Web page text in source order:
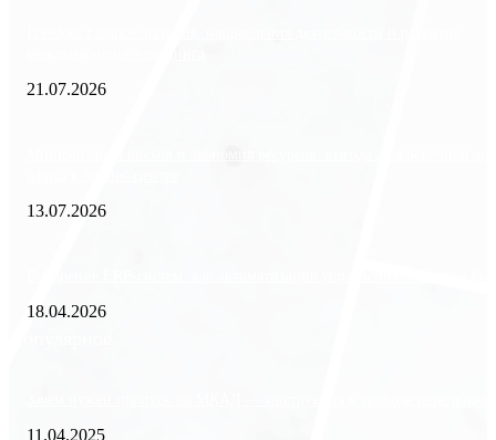
21.07.2026
13.07.2026
18.04.2026
11.04.2025